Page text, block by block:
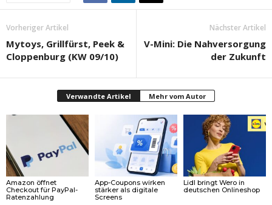
Vorheriger Artikel
Mytoys, Grillfürst, Peek &
Cloppenburg (KW 09/10)
Nächster Artikel
V-Mini: Die Nahversorgung
der Zukunft
Verwandte Artikel Mehr vom Autor
Amazon öffnet
Checkout für PayPal-
Ratenzahlung
App-Coupons wirken
stärker als digitale
Screens
Lidl bringt Wero in
deutschen Onlineshop